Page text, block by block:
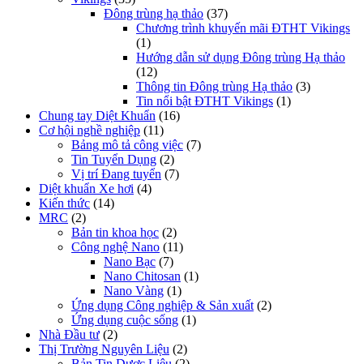
Đông trùng hạ thảo (37)
Chương trình khuyến mãi ĐTHT Vikings
(1)
Hướng dẫn sử dụng Đông trùng Hạ thảo
(12)
Thông tin Đông trùng Hạ thảo (3)
Tin nổi bật ĐTHT Vikings (1)
Chung tay Diệt Khuẩn (16)
Cơ hội nghề nghiệp (11)
Bảng mô tả công việc (7)
Tin Tuyển Dụng (2)
Vị trí Đang tuyển (7)
Diệt khuẩn Xe hơi (4)
Kiến thức (14)
MRC (2)
Bản tin khoa học (2)
Công nghệ Nano (11)
Nano Bạc (7)
Nano Chitosan (1)
Nano Vàng (1)
Ứng dụng Công nghiệp & Sản xuất (2)
Ứng dụng cuộc sống (1)
Nhà Đầu tư (2)
Thị Trường Nguyên Liệu (2)